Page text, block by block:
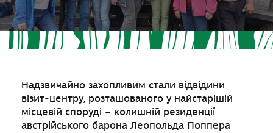
Надзвичайно захопливим стали відвідини
візит-центру, розташованого у найстарішій
місцевій споруді – колишній резиденції
австрійського барона Леопольда Поппера